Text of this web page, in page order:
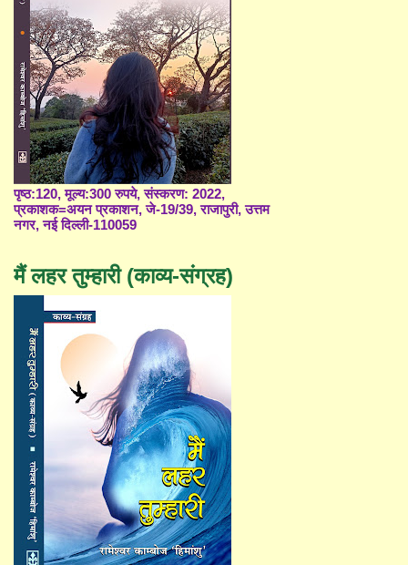
पृष्ठ:120, मूल्य:300 रुपये, संस्करण: 2022,
प्रकाशक=अयन प्रकाशन, जे-19/39, राजापुरी, उत्तम
नगर, नई दिल्ली-110059
मैं लहर तुम्हारी (काव्य-संग्रह)